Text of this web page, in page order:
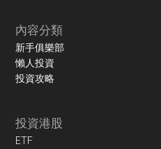
內容分類
新手俱樂部
懶人投資
投資攻略
投資港股
ETF